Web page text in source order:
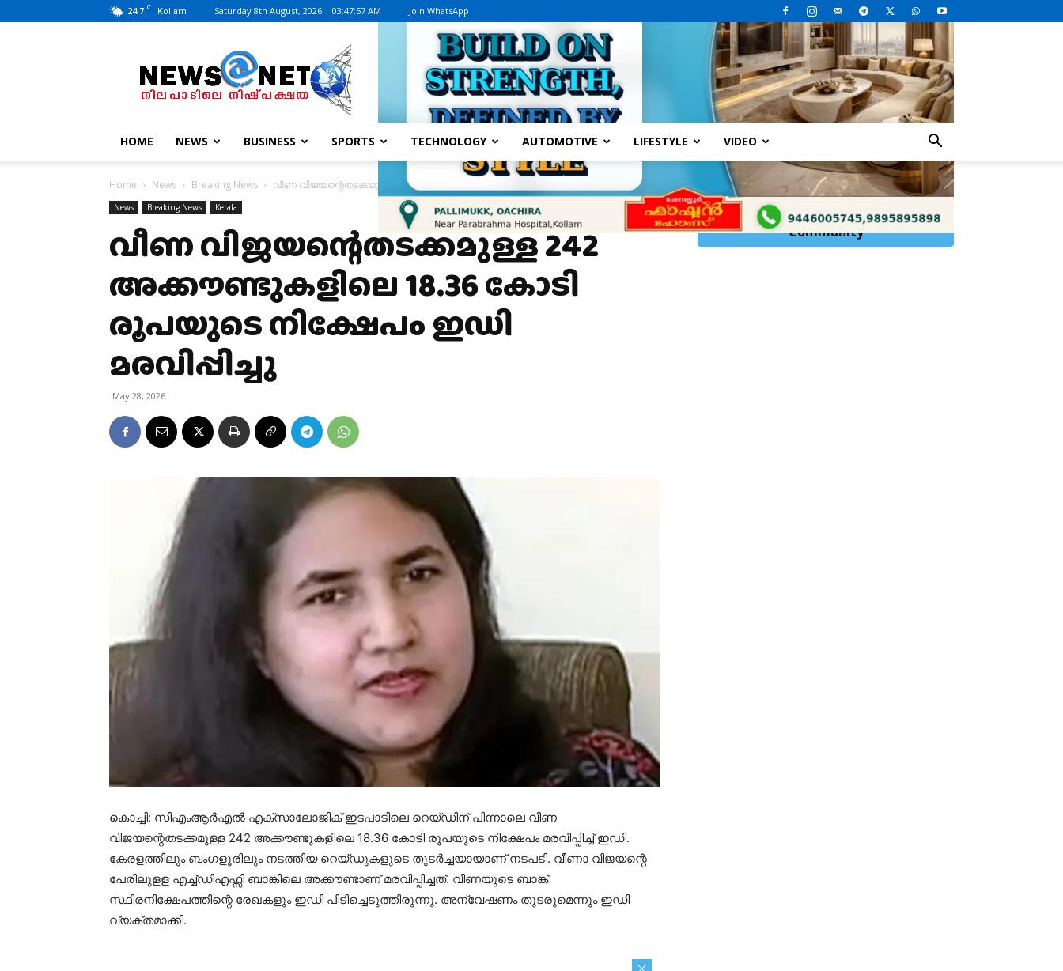
24.7 C Kollam Saturday 8th August, 2026 | 03:47:57 AM Join WhatsApp
News@Net
|
www.newsatnet.com
HOME NEWS BUSINESS SPORTS TECHNOLOGY AUTOMOTIVE LIFESTYLE VIDEO
Home News Breaking News വീണ വിജയന്റെതടക്കമുള്ള 242 അക്കൗണ്ടുകളിലെ 18.36 കോടി രൂപയുടെ നിക്ഷേപം ഇഡി മരവിപ്പിച്ചു
News Breaking News Kerala
വീണ വിജയന്റെതടക്കമുള്ള 242
അക്കൗണ്ടുകളിലെ 18.36 കോടി
രൂപയുടെ നിക്ഷേപം ഇഡി
മരവിപ്പിച്ചു
May 28, 2026
കൊച്ചി: സിഎംആര്‍എല്‍ എക്‌സാലോജിക് ഇടപാടിലെ റെയ്ഡിന് പിന്നാലെ വീണ
വിജയന്റെതടക്കമുള്ള 242 അക്കൗണ്ടുകളിലെ 18.36 കോടി രൂപയുടെ നിക്ഷേപം മരവിപ്പിച്ച് ഇഡി.
കേരളത്തിലും ബംഗളൂരിലും നടത്തിയ റെയ്ഡുകളുടെ തുടര്‍ച്ചയായാണ് നടപടി. വീണാ വിജയന്റെ
പേരിലുളള എച്ച്ഡിഎഫ്സി ബാങ്കിലെ അക്കൗണ്ടാണ് മരവിപ്പിച്ചത്. വീണയുടെ ബാങ്ക്
സ്ഥിരനിക്ഷേപത്തിന്റെ രേഖകളും ഇഡി പിടിച്ചെടുത്തിരുന്നു. അന്വേഷണം തുടരുമെന്നും ഇഡി
വ്യക്തമാക്കി.
Click Here toJoinWhatsApp
Community